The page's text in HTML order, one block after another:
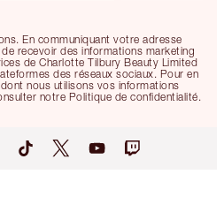
En communiquant votre adresse
recevoir des informations marketing
de Charlotte Tilbury Beauty Limited
des réseaux sociaux. Pour en
nous utilisons vos informations
notre Politique de confidentialité.